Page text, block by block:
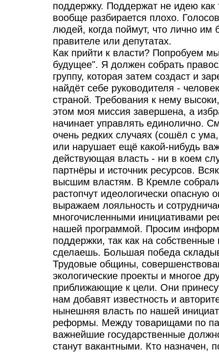
поддержку. Поддержат не идею
вообще разбирается плохо.
людей, когда поймут, что лично им
правителе или депутатах.
Как прийти к власти? Попробуем
будущее". Я должен собрать
группу, которая затем создаст и
найдёт себе руководителя -
страной. Требования к нему
этом моя миссия завершена, а
начинает управлять единолично.
очень редких случаях (сошёл с
или нарушает ещё какой-нибудь
действующая власть - ни в коем
партнёры и источник ресурсов.
высшим властям. В Кремле
растопчут идеологически опасную
выражаем лояльность и
многочисленными инициативами
нашей программой. Просим
поддержки, так как на
сделаешь. Большая победа
Трудовые общины,
экологические проекты и многое
приближающие к цели. Они
нам добавят известность и
нынешняя власть по нашей
реформы. Между товарищами по
важнейшие государственные
станут вакантными. Кто назначен,